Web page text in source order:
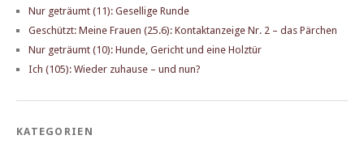
Nur geträumt (11): Gesellige Runde
Geschützt: Meine Frauen (25.6): Kontaktanzeige Nr. 2 – das Pärchen
Nur geträumt (10): Hunde, Gericht und eine Holztür
Ich (105): Wieder zuhause – und nun?
KATEGORIEN